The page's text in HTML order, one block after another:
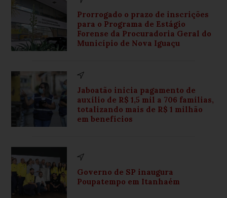
Prorrogado o prazo de inscrições
para o Programa de Estágio
Forense da Procuradoria Geral do
Município de Nova Iguaçu
Jaboatão inicia pagamento de
auxílio de R$ 1,5 mil a 706 famílias,
totalizando mais de R$ 1 milhão
em benefícios
Governo de SP inaugura
Poupatempo em Itanhaém